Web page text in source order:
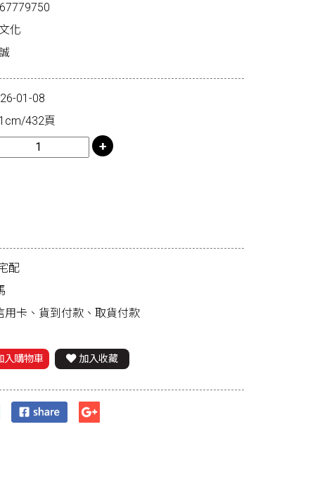
化
01-08
432頁
配
用卡、貨到付款、取貨付款
入購物車 加入收藏